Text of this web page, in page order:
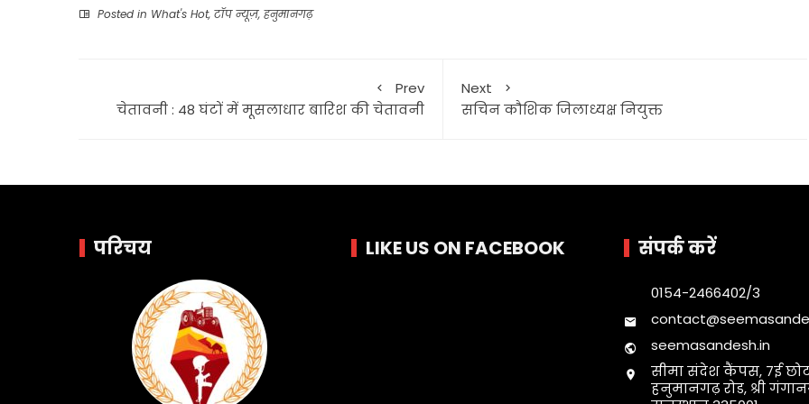
Posted in What's Hot, टॉप न्यूज़, हनुमानगढ़
Prev
चेतावनी : 48 घंटों में मूसलाधार बारिश की चेतावनी
Next
सचिन कौशिक जिलाध्यक्ष नियुक्त
परिचय LIKE US ON FACEBOOK संपर्क करें
0154-2466402/3
seemasandesh.in
सीमा संदेश कैंपस, 7ई
हनुमानगढ़ रोड, श्री